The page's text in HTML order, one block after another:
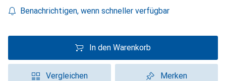
Benachrichtigen, wenn schneller verfügbar
In den Warenkorb
Vergleichen Merken